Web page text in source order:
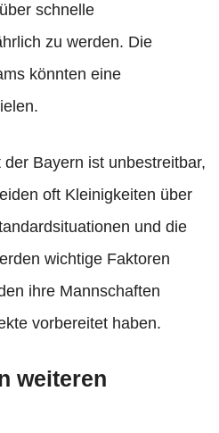
schnelle
zu werden. Die
könnten eine
Bayern ist unbestreitbar,
oft Kleinigkeiten über
und die
wichtige Faktoren
ihre Mannschaften
vorbereitet haben.
weiteren